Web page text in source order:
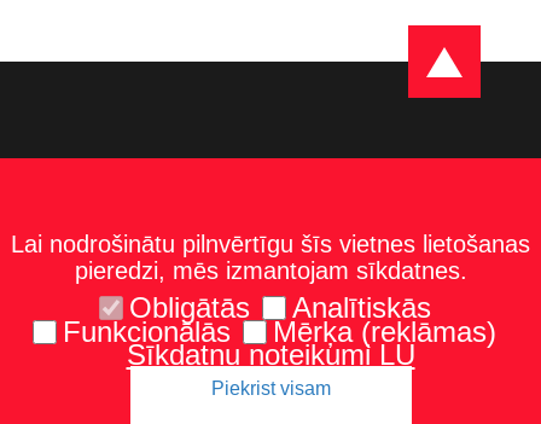
Karte un norādes
Lai nodrošinātu pilnvērtīgu šīs vietnes lietošanas
pieredzi, mēs izmantojam sīkdatnes.
Obligātās Analītiskās
Funkcionālās Mērķa (reklāmas)
Sīkdatņu noteikumi LU
Piekrist visam